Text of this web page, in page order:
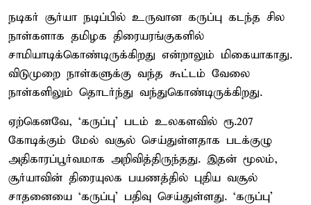
நடிகர் சூர்யா நடிப்பில் உருவான கருப்பு கடந்த சில
நாள்களாக தமிழக திரையரங்குகளில்
சாமியாடிக்கொண்டிருக்கிறது என்றாலும் மிகையாகாது.
விடுமுறை நாள்களுக்கு வந்த கூட்டம் வேலை
நாள்களிலும் தொடர்ந்து வந்துகொண்டிருக்கிறது.
ஏற்கெனவே, ‘கருப்பு’ படம் உலகளவில் ரூ.207
கோடிக்கும் மேல் வசூல் செய்துள்ளதாக படக்குழு
அதிகாரப்பூர்வமாக அறிவித்திருந்தது. இதன் மூலம்,
சூர்யாவின் திரையுலக பயணத்தில் புதிய வசூல்
சாதனையை ‘கருப்பு’ பதிவு செய்துள்ளது. ‘கருப்பு’